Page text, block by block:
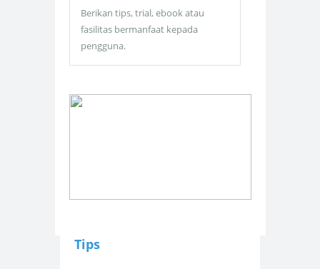
Berikan tips, trial, ebook atau
fasilitas bermanfaat kepada
pengguna.
Tips